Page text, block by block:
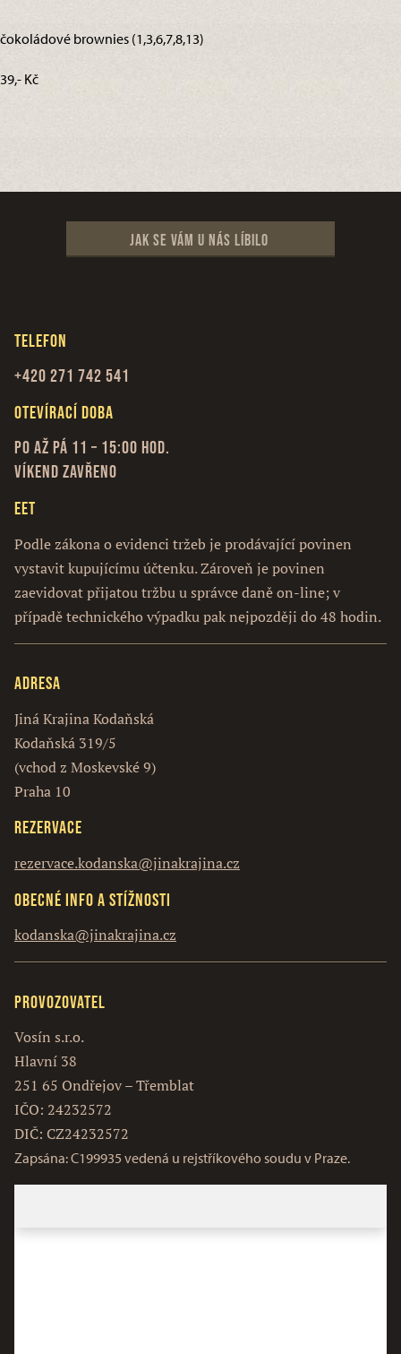
čokoládové brownies (1,3,6,7,8,13)
39,- Kč
Jak se vám u nás líbilo
Telefon
+420 271 742 541
Otevírací doba
Po až Pá 11 – 15:00 hod.
Víkend zavřeno
EET
Podle zákona o evidenci tržeb je prodávající povinen
vystavit kupujícímu účtenku. Zároveň je povinen
zaevidovat přijatou tržbu u správce daně on-line; v
případě technického výpadku pak nejpozději do 48 hodin.
Adresa
Jiná Krajina Kodaňská
Kodaňská 319/5
(vchod z Moskevské 9)
Praha 10
Rezervace
rezervace.kodanska@jinakrajina.cz
Obecné info a stížnosti
kodanska@jinakrajina.cz
Provozovatel
Vosín s.r.o.
Hlavní 38
251 65 Ondřejov – Třemblat
IČO: 24232572
DIČ: CZ24232572
Zapsána: C199935 vedená u rejstříkového soudu v Praze.